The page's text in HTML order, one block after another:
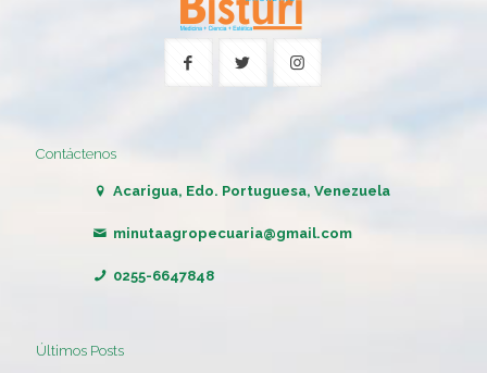
Contáctenos
Acarigua, Edo. Portuguesa, Venezuela
minutaagropecuaria@gmail.com
0255-6647848
Últimos Posts